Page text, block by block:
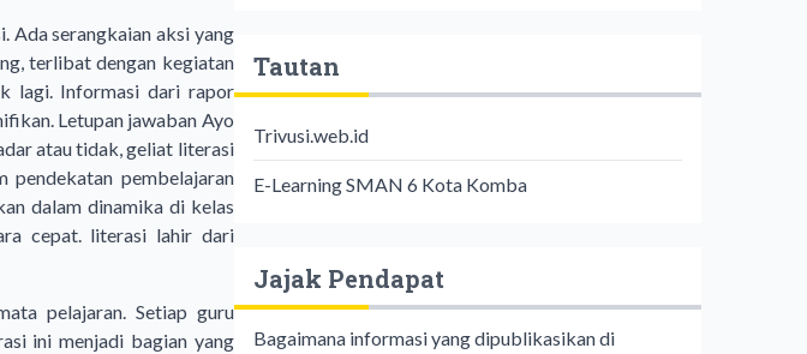
Ada serangkaian aksi yang
terlibat dengan kegiatan
lagi. Informasi dari rapor
Letupan jawaban Ayo
atau tidak, geliat literasi
pendekatan pembelajaran
dalam dinamika di kelas
cepat. literasi lahir dari
pelajaran. Setiap guru
ini menjadi bagian yang
Tautan
Trivusi.web.id
E-Learning SMAN 6 Kota Komba
Jajak Pendapat
Bagaimana informasi yang dipublikasikan di